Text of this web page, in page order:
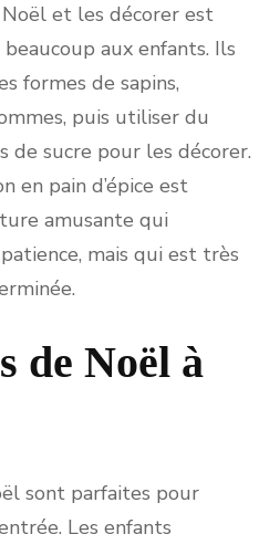
et les décorer est
aux enfants. Ils
formes de sapins,
puis utiliser du
de sucre pour les décorer.
en pain d’épice est
amusante qui
mais qui est très
de Noël à
sont parfaites pour
Les enfants